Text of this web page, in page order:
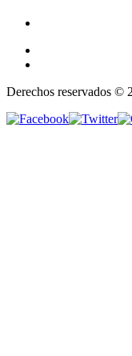
Derechos reservados ©